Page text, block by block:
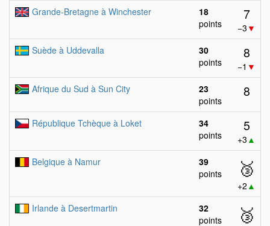
Grande-Bretagne à Winchester
18
points
7
−3 ▼
Suède à Uddevalla
30
points
8
−1 ▼
Afrique du Sud à Sun City
23
points
8
République Tchèque à Loket
34
points
5
+3 ▲
Belgique à Namur
39
points
🥉
+2 ▲
Irlande à Desertmartin
32
points
🥉